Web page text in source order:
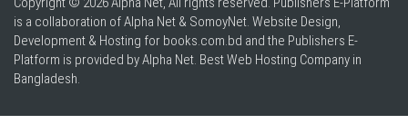
is a collaboration of Alpha Net & SomoyNet. Website Design,
Development & Hosting for books.com.bd and the Publishers E-
Platform is provided by Alpha Net. BestWeb Hosting Company in
Bangladesh.